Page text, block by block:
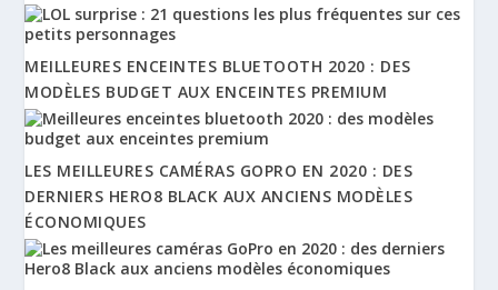
MEILLEURES ENCEINTES BLUETOOTH 2020 : DES
MODÈLES BUDGET AUX ENCEINTES PREMIUM
LES MEILLEURES CAMÉRAS GOPRO EN 2020 : DES
DERNIERS HERO8 BLACK AUX ANCIENS MODÈLES
ÉCONOMIQUES